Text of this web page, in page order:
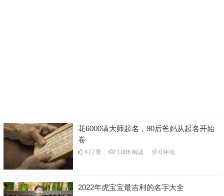
花6000请大师起名，90后爸妈从起名开始
卷
477赞 1086 阅读 0评论
2022年虎宝宝最吉利的名字大全